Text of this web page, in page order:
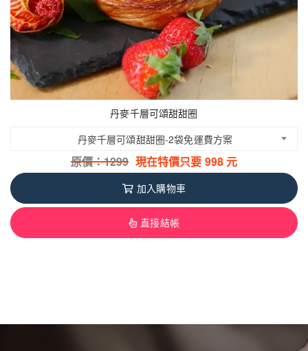
丹麥千層可頌甜甜圈
丹麥千層可頌甜甜圈-2袋免運費方案
原價：1299 現在特價只要 998 元
加入購物車
直接結帳